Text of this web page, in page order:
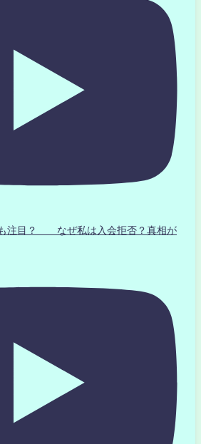
注目？ なぜ私は入会拒否？真相が